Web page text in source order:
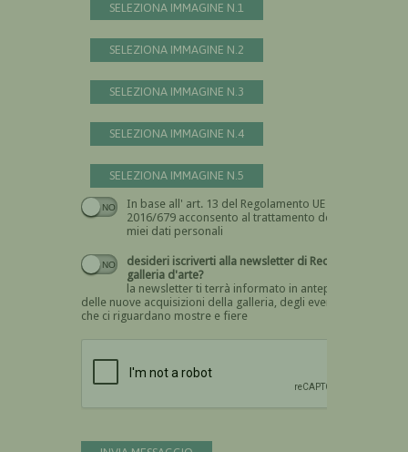
SELEZIONA IMMAGINE N.1
SELEZIONA IMMAGINE N.2
SELEZIONA IMMAGINE N.3
SELEZIONA IMMAGINE N.4
SELEZIONA IMMAGINE N.5
In base all' art. 13 del Regolamento UE n.
2016/679 acconsento al trattamento dei
miei dati personali
Devi dare il consenso
desideri iscriverti alla newsletter di Recta
galleria d'arte?
la newsletter ti terrà informato in anteprima
delle nuove acquisizioni della galleria, degli eventi
che ci riguardano mostre e fiere